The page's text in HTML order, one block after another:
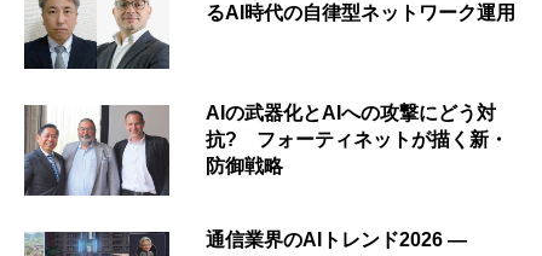
るAI時代の自律型ネットワーク運用
AIの武器化とAIへの攻撃にどう対
抗? フォーティネットが描く新・
防御戦略
通信業界のAIトレンド2026 ―